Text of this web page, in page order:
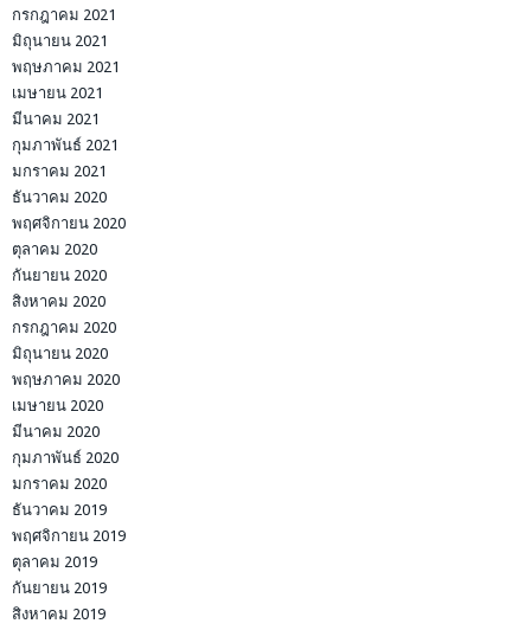
กรกฎาคม 2021
มิถุนายน 2021
พฤษภาคม 2021
เมษายน 2021
มีนาคม 2021
กุมภาพันธ์ 2021
มกราคม 2021
ธันวาคม 2020
พฤศจิกายน 2020
ตุลาคม 2020
กันยายน 2020
สิงหาคม 2020
กรกฎาคม 2020
มิถุนายน 2020
พฤษภาคม 2020
เมษายน 2020
มีนาคม 2020
กุมภาพันธ์ 2020
มกราคม 2020
ธันวาคม 2019
พฤศจิกายน 2019
ตุลาคม 2019
กันยายน 2019
สิงหาคม 2019